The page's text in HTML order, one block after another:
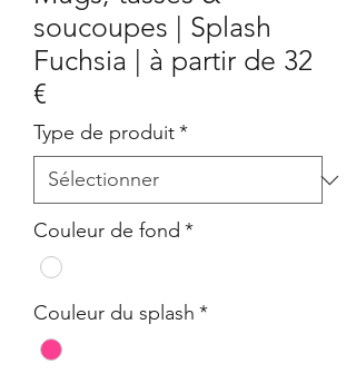
soucoupes | Splash
Fuchsia | à partir de 32
€
Type de produit*
Couleur de fond *
Couleur du splash *